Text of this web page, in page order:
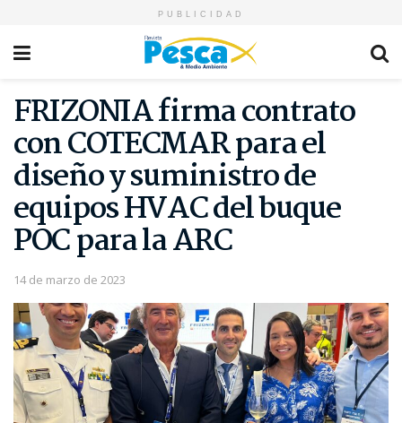
PUBLICIDAD
FRIZONIA firma contrato
con COTECMAR para el
diseño y suministro de
equipos HVAC del buque
POC para la ARC
14 de marzo de 2023